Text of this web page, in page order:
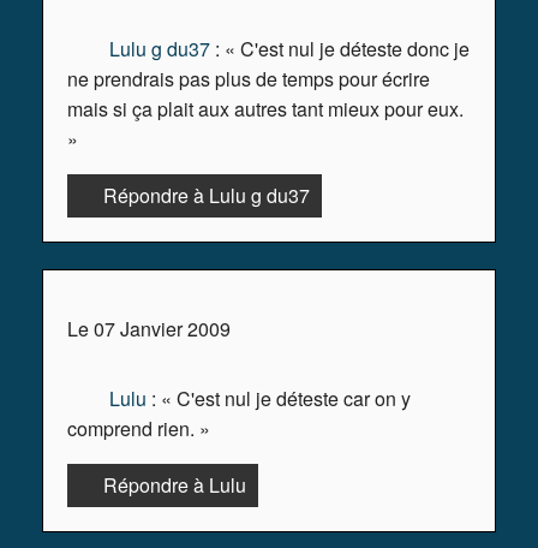
Lulu g du37 : « C'est nul je déteste donc je
ne prendrais pas plus de temps pour écrire
mais si ça plait aux autres tant mieux pour eux.
»
Répondre à Lulu g du37
Le 07 Janvier 2009
Lulu : « C'est nul je déteste car on y
comprend rien. »
Répondre à Lulu